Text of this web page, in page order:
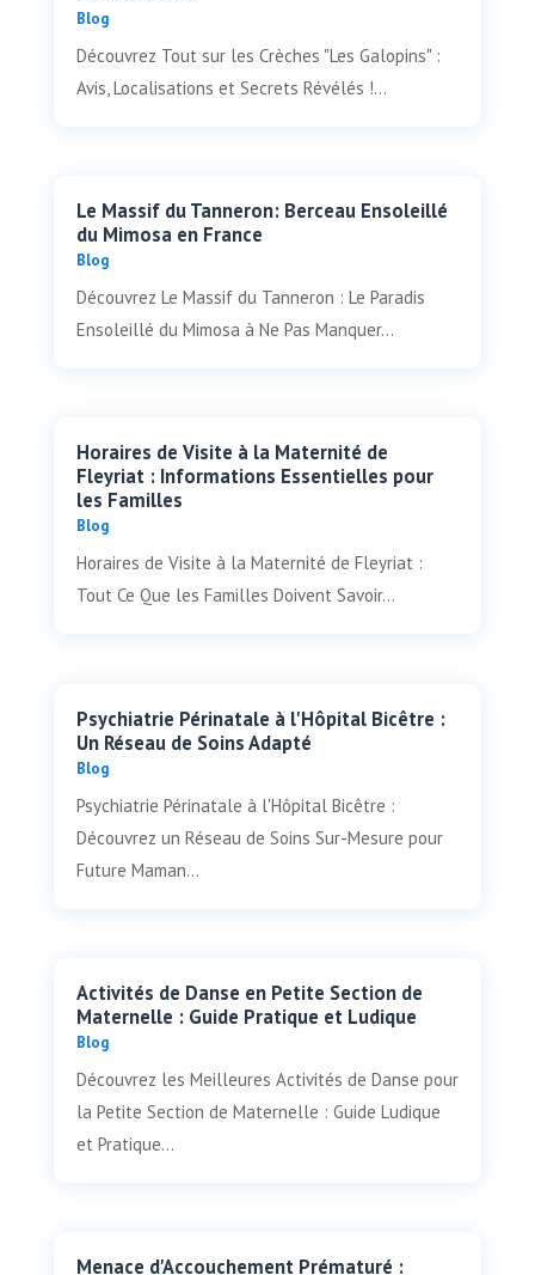
Blog
Découvrez Tout sur les Crèches "Les Galopins" :
Avis, Localisations et Secrets Révélés !...
Le Massif du Tanneron: Berceau Ensoleillé
du Mimosa en France
Blog
Découvrez Le Massif du Tanneron : Le Paradis
Ensoleillé du Mimosa à Ne Pas Manquer...
Horaires de Visite à la Maternité de
Fleyriat : Informations Essentielles pour
les Familles
Blog
Horaires de Visite à la Maternité de Fleyriat :
Tout Ce Que les Familles Doivent Savoir...
Psychiatrie Périnatale à l'Hôpital Bicêtre :
Un Réseau de Soins Adapté
Blog
Psychiatrie Périnatale à l'Hôpital Bicêtre :
Découvrez un Réseau de Soins Sur-Mesure pour
Future Maman...
Activités de Danse en Petite Section de
Maternelle : Guide Pratique et Ludique
Blog
Découvrez les Meilleures Activités de Danse pour
la Petite Section de Maternelle : Guide Ludique
et Pratique...
Menace d'Accouchement Prématuré :